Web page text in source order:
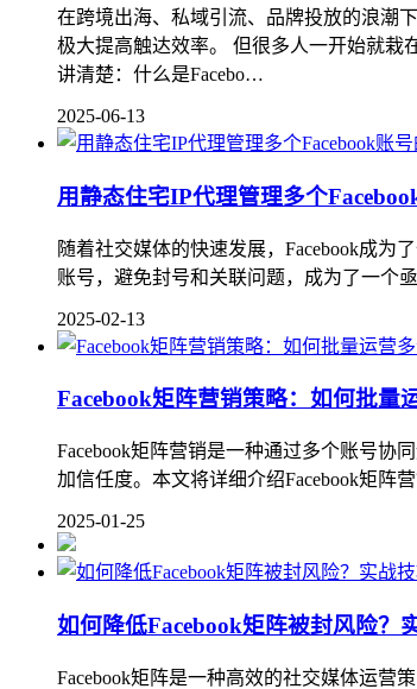
在跨境出海、私域引流、品牌投放的浪潮
极大提高触达效率。 但很多人一开始就
讲清楚：什么是Facebo…
2025-06-13
用静态住宅IP代理管理多个
随着社交媒体的快速发展，Facebook成为
账号，避免封号和关联问题，成为了一个
2025-02-13
Facebook矩阵营销策略：如何批量
Facebook矩阵营销是一种通过多个账号协
加信任度。本文将详细介绍Facebook矩阵
2025-01-25
如何降低Facebook矩阵被封风险？
Facebook矩阵是一种高效的社交媒体运营